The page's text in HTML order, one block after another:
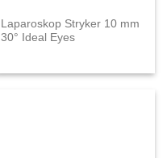
Laparoskop Stryker 10 mm
30° Ideal Eyes